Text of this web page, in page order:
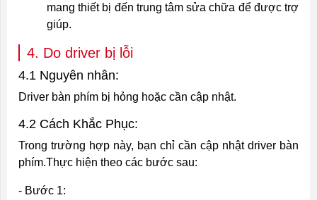
mang thiết bị đến trung tâm sửa chữa để được trợ
giúp.
4. Do driver bị lỗi
4.1 Nguyên nhân:
Driver bàn phím bị hỏng hoặc cần cập nhật.
4.2 Cách Khắc Phục:
Trong trường hợp này, bạn chỉ cần cập nhật driver bàn
phím.Thực hiện theo các bước sau:
- Bước 1: